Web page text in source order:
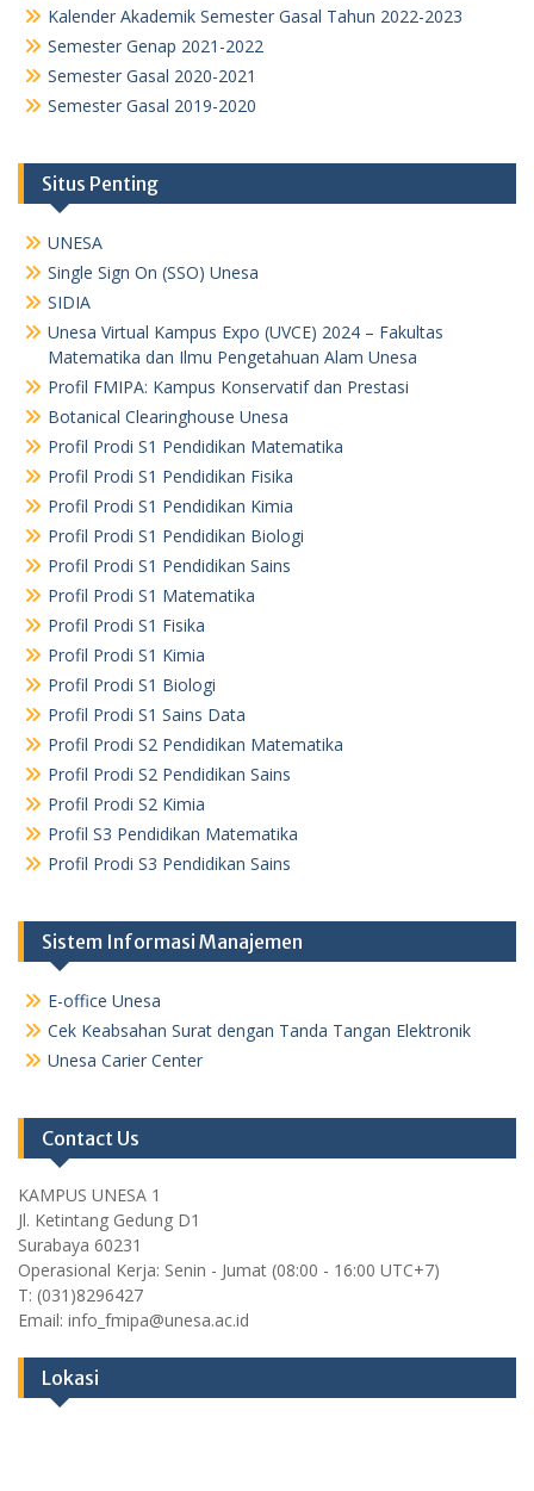
Kalender Akademik Semester Gasal Tahun 2022-2023
Semester Genap 2021-2022
Semester Gasal 2020-2021
Semester Gasal 2019-2020
Situs Penting
UNESA
Single Sign On (SSO) Unesa
SIDIA
Unesa Virtual Kampus Expo (UVCE) 2024 – Fakultas
Matematika dan Ilmu Pengetahuan Alam Unesa
Profil FMIPA: Kampus Konservatif dan Prestasi
Botanical Clearinghouse Unesa
Profil Prodi S1 Pendidikan Matematika
Profil Prodi S1 Pendidikan Fisika
Profil Prodi S1 Pendidikan Kimia
Profil Prodi S1 Pendidikan Biologi
Profil Prodi S1 Pendidikan Sains
Profil Prodi S1 Matematika
Profil Prodi S1 Fisika
Profil Prodi S1 Kimia
Profil Prodi S1 Biologi
Profil Prodi S1 Sains Data
Profil Prodi S2 Pendidikan Matematika
Profil Prodi S2 Pendidikan Sains
Profil Prodi S2 Kimia
Profil S3 Pendidikan Matematika
Profil Prodi S3 Pendidikan Sains
Sistem Informasi Manajemen
E-office Unesa
Cek Keabsahan Surat dengan Tanda Tangan Elektronik
Unesa Carier Center
Contact Us
KAMPUS UNESA 1
Jl. Ketintang Gedung D1
Surabaya 60231
Operasional Kerja: Senin - Jumat (08:00 - 16:00 UTC+7)
T: (031)8296427
Email: info_fmipa@unesa.ac.id
Lokasi